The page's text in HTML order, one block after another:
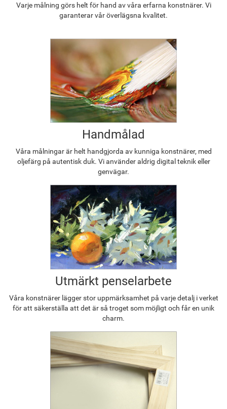
Varje målning görs helt för hand av våra erfarna konstnärer. Vi
garanterar vår överlägsna kvalitet.
Handmålad
Våra målningar är helt handgjorda av kunniga konstnärer, med
oljefärg på autentisk duk. Vi använder aldrig digital teknik eller
genvägar.
Utmärkt penselarbete
Våra konstnärer lägger stor uppmärksamhet på varje detalj i verket
för att säkerställa att det är så troget som möjligt och får en unik
charm.